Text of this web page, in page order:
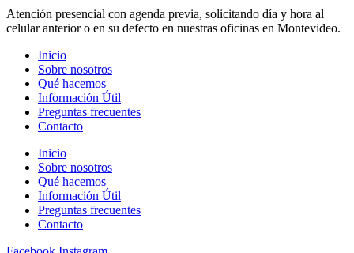
Atención presencial con agenda previa, solicitando día y hora al
celular anterior o en su defecto en nuestras oficinas en Montevideo.
Inicio
Sobre nosotros
Qué hacemos
Información Útil
Preguntas frecuentes
Contacto
Inicio
Sobre nosotros
Qué hacemos
Información Útil
Preguntas frecuentes
Contacto